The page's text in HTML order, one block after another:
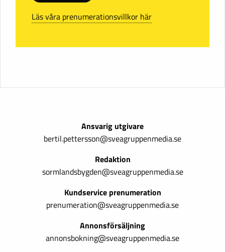
Läs våra prenumerationsvillkor här
Ansvarig utgivare
bertil.pettersson@sveagruppenmedia.se
Redaktion
sormlandsbygden@sveagruppenmedia.se
Kundservice prenumeration
prenumeration@sveagruppenmedia.se
Annonsförsäljning
annonsbokning@sveagruppenmedia.se